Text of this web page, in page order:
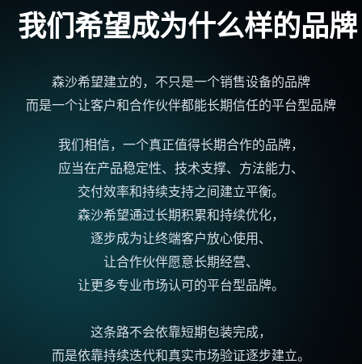
我们希望成为什么样的品牌
森沙希望建立的，不只是一个销售设备的品牌
而是一个让客户和合作伙伴都能长期信任的平台型品牌
我们相信，一个真正值得长期合作的品牌，
应当在产品稳定性、 技术支撑、方法能力、
交付效率和持续支持之间建立平衡。
森沙希望通过长期积累和持续优化，
逐步成为让终端客户放心使用、
让合作伙伴愿意长期经营、
让更多专业市场认可的平台型品牌。
这条路不会依靠短期包装完成，
而是依靠持续迭代和真实市场验证逐步建立。